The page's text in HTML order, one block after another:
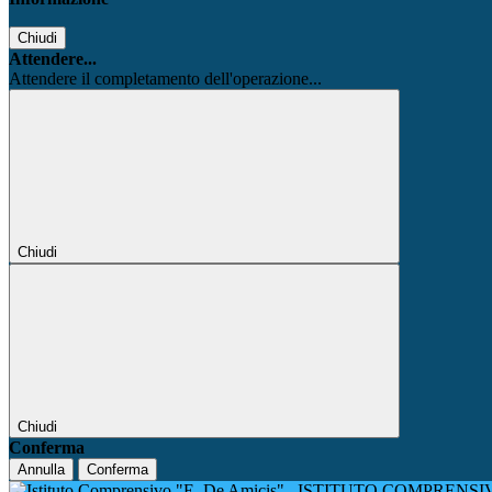
Chiudi
Attendere...
Attendere il completamento dell'operazione...
Chiudi
Chiudi
Conferma
Annulla Conferma